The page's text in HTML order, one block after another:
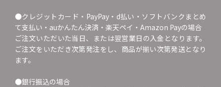
●クレジットカード・PayPay・d払い・ソフトバンクまとめ
て支払い・auかんたん決済・楽天ペイ・Amazon Payの場合
ご注文いただいた当日、または翌営業日の入金となります。
ご注文をいただき次第発注をし、商品が揃い次第発送となり
ます。
●銀行振込の場合